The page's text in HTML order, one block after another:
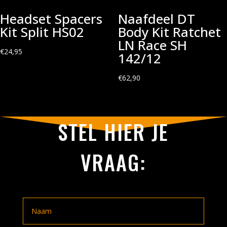
Headset Spacers
Kit Split HS02
€24,95
Naafdeel DT
Body Kit Ratchet
LN Race SH
142/12
€62,90
STEL HIER JE
VRAAG: